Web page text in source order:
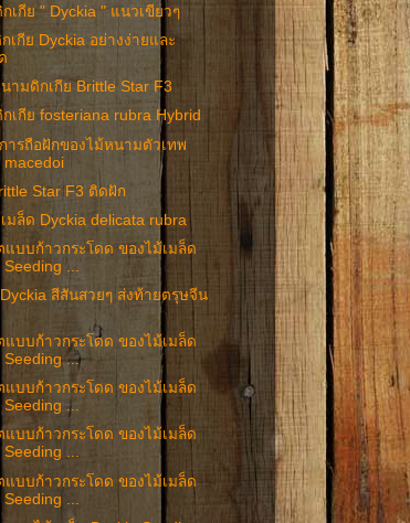
เกีย " Dyckia " แนวเขียวๆ
เกีย Dyckia อย่างง่ายและ
ามดิกเกีย Brittle Star F3
เกีย fosteriana rubra Hybrid
ารถือฝักของไม้หนามตัวเทพ
macedoi
Star F3 ติดฝัก
มล็ด Dyckia delicata rubra
แบบก้าวกระโดด ของไม้เมล็ด
...
สีสันสวยๆ ส่งท้ายตรุษจีน
แบบก้าวกระโดด ของไม้เมล็ด
Seeding ...
แบบก้าวกระโดด ของไม้เมล็ด
Seeding ...
แบบก้าวกระโดด ของไม้เมล็ด
Seeding ...
แบบก้าวกระโดด ของไม้เมล็ด
...